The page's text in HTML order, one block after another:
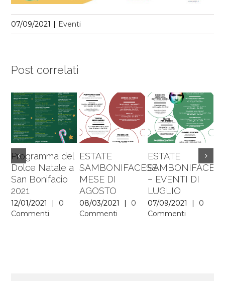
07/09/2021 | Eventi
Post correlati
Programma del
Dolce Natale a
San Bonifacio
2021
12/01/2021 |
0
Commenti
ESTATE
SAMBONIFACESE
MESE DI
AGOSTO
08/03/2021 |
0
Commenti
ESTATE
– EVENTI DI
LUGLIO
07/09/2021 |
0
Commenti